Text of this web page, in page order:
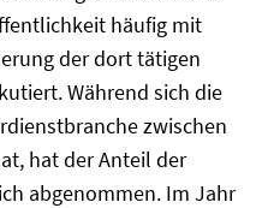
häufig mit
der dort tätigen
Während sich die
zwischen
hat der Anteil der
abgenommen. Im Jahr